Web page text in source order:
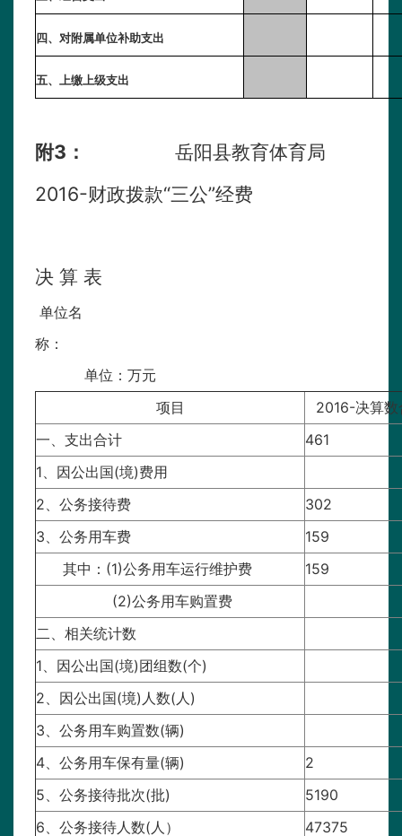
四、对附属单位补助支出
五、上缴上级支出
附3 ： 岳阳县教育体育局
2016-财政拨款“三公”经费
决 算 表
单位名
单位：万元
项目
2016-决算数
一、支出合计
461
1、因公出国(境)费用
2、公务接待费
302
3、公务用车费
159
其中：(1)公务用车运行维护费
159
(2)公务用车购置费
二、相关统计数
1、因公出国(境)团组数(个)
2、因公出国(境)人数(人)
3、公务用车购置数(辆)
4、公务用车保有量(辆)
2
5、公务接待批次(批)
5190
6、公务接待人数(人）
47375